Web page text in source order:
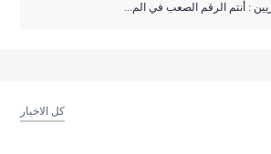
: أنتم الرقم الصعب في الم...
كل الاخبار